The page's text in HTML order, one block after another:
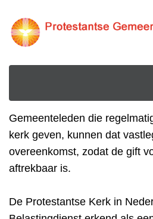
Gemeenteleden die
kerk geven, kunnen dat
overeenkomst, zodat de gift
aftrekbaar is.
De Protestantse Kerk in